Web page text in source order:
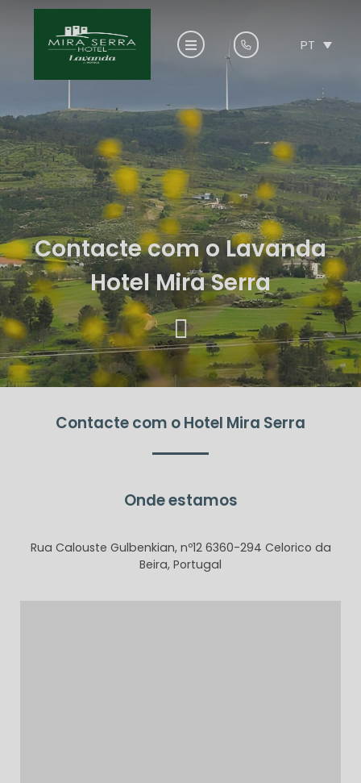
PT
Contacte com o Lavanda
Hotel Mira Serra
Contacte com o Hotel Mira Serra
Onde estamos
Rua Calouste Gulbenkian, nº12 6360-294 Celorico da
Beira, Portugal